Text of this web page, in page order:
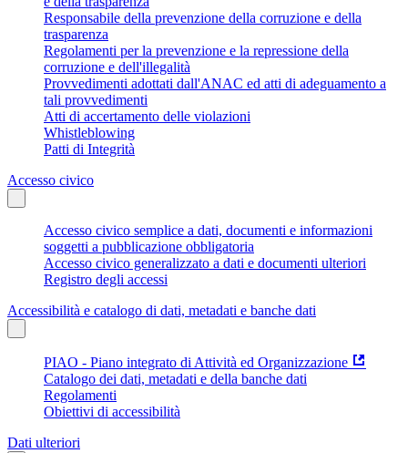
Responsabile della prevenzione della corruzione e della
trasparenza
Regolamenti per la prevenzione e la repressione della
corruzione e dell'illegalità
Provvedimenti adottati dall'ANAC ed atti di adeguamento a
tali provvedimenti
Atti di accertamento delle violazioni
Whistleblowing
Patti di Integrità
Accesso civico
Accesso civico semplice a dati, documenti e informazioni
soggetti a pubblicazione obbligatoria
Accesso civico generalizzato a dati e documenti ulteriori
Registro degli accessi
Accessibilità e catalogo di dati, metadati e banche dati
PIAO - Piano integrato di Attività ed Organizzazione
Catalogo dei dati, metadati e della banche dati
Regolamenti
Obiettivi di accessibilità
Dati ulteriori